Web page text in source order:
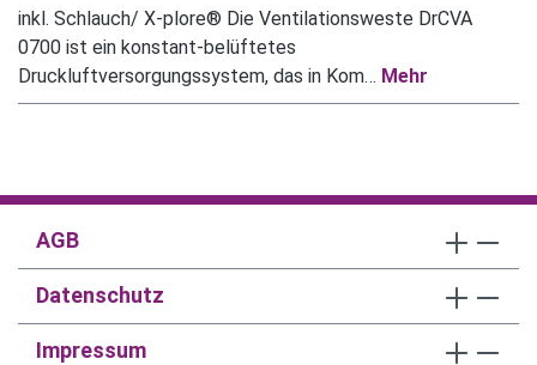
inkl. Schlauch/ X-plore® Die Ventilationsweste DrCVA
0700 ist ein konstant-belüftetes
Druckluftversorgungssystem, das in Kom… Mehr
AGB
Datenschutz
Impressum